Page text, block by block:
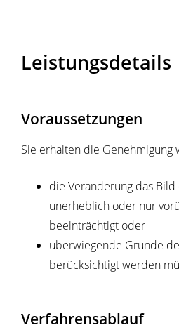
Leistungsdetails
Voraussetzungen
Sie erhalten die Genehmigung
die Veränderung das
unerheblich oder nur
beeinträchtigt oder
überwiegende Gründe
berücksichtigt werden
Verfahrensablauf